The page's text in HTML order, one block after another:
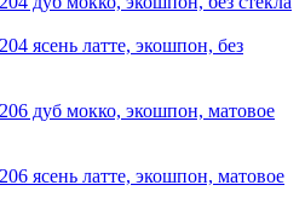
ясень латте, экошпон, без
дуб мокко, экошпон, матовое
ясень латте, экошпон, матовое